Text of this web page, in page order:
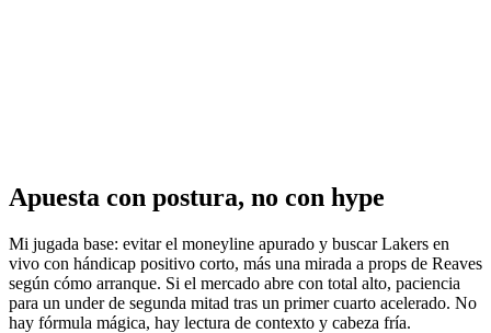
Apuesta con postura, no con hype
Mi jugada base: evitar el moneyline apurado y buscar Lakers en
vivo con hándicap positivo corto, más una mirada a props de Reaves
según cómo arranque. Si el mercado abre con total alto, paciencia
para un under de segunda mitad tras un primer cuarto acelerado. No
hay fórmula mágica, hay lectura de contexto y cabeza fría.